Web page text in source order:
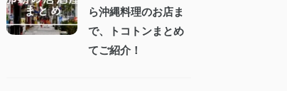
ら沖縄料理のお店ま
で、トコトンまとめ
てご紹介！